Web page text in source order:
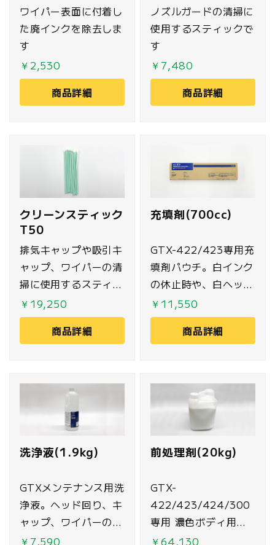
ワイパー表面に付着し
た廃インクを除去しま
す
￥2,530
商品詳細
ノズルガードの清掃に
使用するスティックで
す
￥7,480
商品詳細
クリーンスティック
T50
排気キャップや吸引キ
ャップ、ワイパーの清
掃に使用するスティッ
クです
￥19,250
商品詳細
充填剤(700cc)
GTX-422/423専用充
填剤パウチ。白インク
の休止時や、白ヘッド
洗浄時などに使用しま
す。
￥11,550
商品詳細
洗浄液(1.9kg)
GTXメンテナンス用洗
浄液。ヘッド回り、キ
ャップ、ワイパーの清
掃メンテナンス時に使
￥7,590
前処理剤(20kg)
GTX-
422/423/424/300
専用 濃色ボディ用前
処理剤。白インクを印
￥64,130